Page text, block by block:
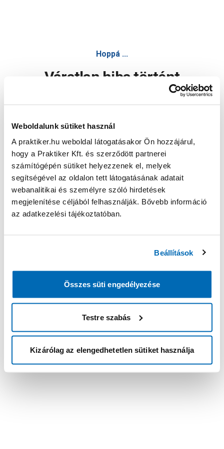
Weboldalunk sütiket használ
A praktiker.hu weboldal látogatásakor Ön hozzájárul,
hogy a Praktiker Kft. és szerződött partnerei
számítógépén sütiket helyezzenek el, melyek
segítségével az oldalon tett látogatásának adatait
webanalitikai és személyre szóló hirdetések
megjelenítése céljából felhasználják. Bővebb információ
az adatkezelési tájékoztatóban.
Beállítások
Összes süti engedélyezése
Testre szabás
Kizárólag az elengedhetetlen sütiket használja
Hoppá ...
Váratlan hiba történt
Oldal újratöltése